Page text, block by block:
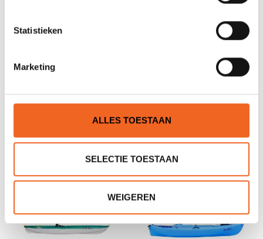
Statistieken
Marketing
ALLES TOESTAAN
SELECTIE TOESTAAN
WEIGEREN
Zeer leuke kayak voor zijn prijs, verleden jaar gekocht, al menig
GERELATEERDE PRODUCTEN